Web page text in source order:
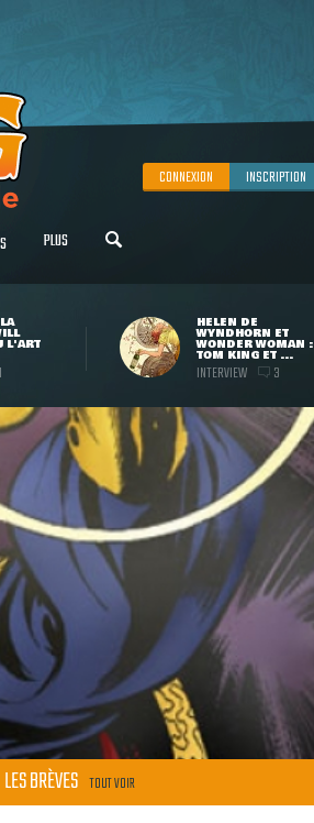
CONNEXION INSCRIPTION
PLUS
L'ART
1
HELEN DE
WYNDHORN ET
WONDER WOMAN :
TOM KING ET ...
INTERVIEW 3
LES BRÈVES TOUT VOIR